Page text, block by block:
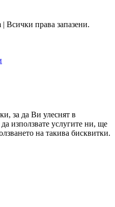
Всички права запазени.
за да Ви улеснят в
използвате услугите ни, ще
на такива бисквитки.